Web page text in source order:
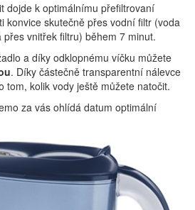
dojde k optimálnímu přefiltrovaní
konvice skutečně přes vodní filtr (voda
vnitřek filtru) během 7 minut.
a díky odklopnému víčku můžete
. Díky částečně transparentní nálevce
tom, kolik vody ještě můžete natočit.
za vás ohlídá datum optimální